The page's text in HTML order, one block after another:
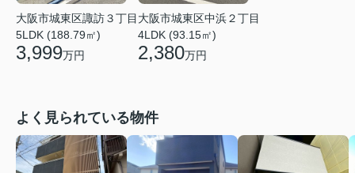
大阪市城東区諏訪３丁目
5LDK (188.79㎡)
3,999万円
大阪市城東区中浜２丁目
4LDK (93.15㎡)
2,380万円
よく見られている物件